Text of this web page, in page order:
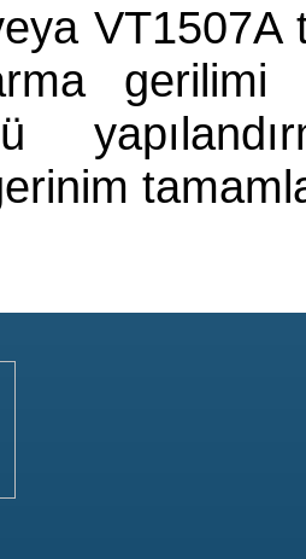
VT1507A
gerilimi